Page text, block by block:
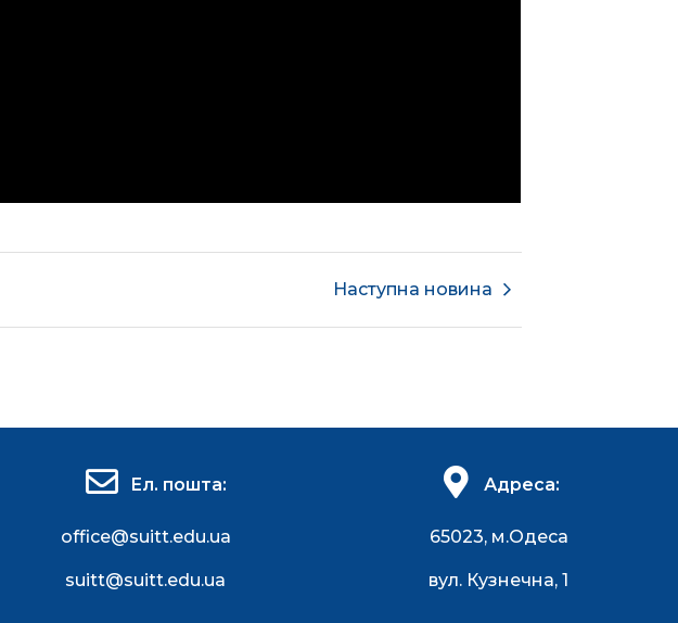
Наступна новина
Ел. пошта:
office@suitt.edu.ua
suitt@suitt.edu.ua
Адреса:
65023, м.Одеса
вул. Кузнечна, 1